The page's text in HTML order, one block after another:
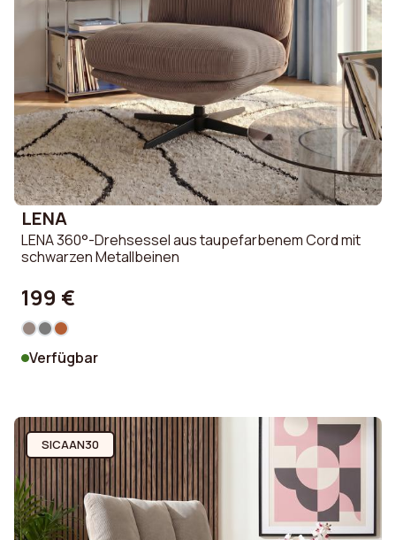
LENA
LENA 360°-Drehsessel aus taupefarbenem Cord mit
schwarzen Metallbeinen
199 €
Verfügbar
SICAAN30